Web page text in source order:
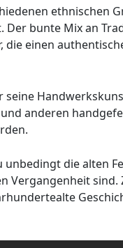
ethnischen
bunte Mix an
einen
anderen
unbedingt die alten
Vergangenheit